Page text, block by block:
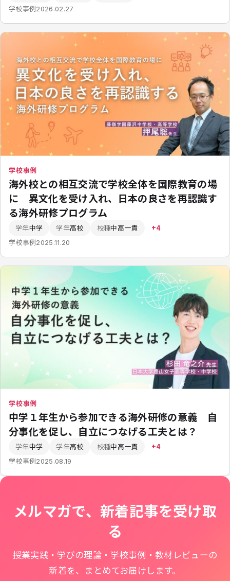
学校事例2026.02.27
学校事例
海外校との相互交流で学校全体を国際教育の場
に 異文化を受け入れ、日本の良さを再認識す
る海外研修プログラム
学年中学 学年高校 校種中高一貫 +4
学校事例2025.11.20
学校事例
中学１年生から参加できる海外研修の意義 自
分事化を促し、自立につなげる工夫とは？
学年中学 学年高校 校種中高一貫 +4
学校事例2025.08.19
メルマガで、新着記事を受け取
る
授業実践・学びの理論・学校事例・教材レビューの
新着を、まとめてお届けします。